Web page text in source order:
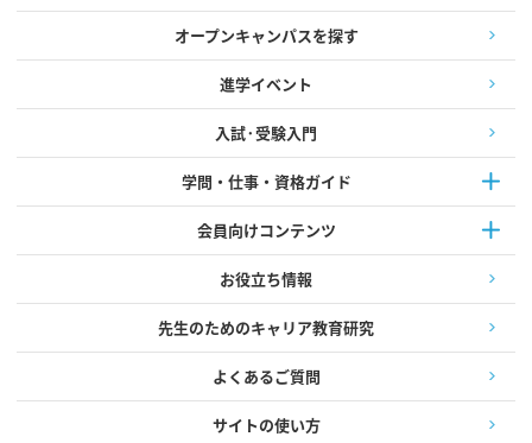
オープンキャンパスを探す
進学イベント
入試·受験入門
学問・仕事・資格ガイド
会員向けコンテンツ
お役立ち情報
先生のためのキャリア教育研究
よくあるご質問
サイトの使い方